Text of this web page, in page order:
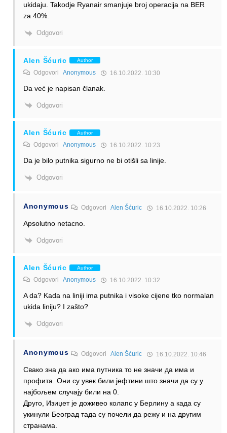
ukidaju. Takodje Ryanair smanjuje broj operacija na BER
za 40%.
Odgovori
Alen Šćuric Author
Odgovori Anonymous 16.10.2022. 10:30
Da već je napisan članak.
Odgovori
Alen Šćuric Author
Odgovori Anonymous 16.10.2022. 10:23
Da je bilo putnika sigurno ne bi otišli sa linije.
Odgovori
Anonymous OdgovoriAlen Šćuric 16.10.2022. 10:26
Apsolutno netacno.
Odgovori
Alen Šćuric Author
Odgovori Anonymous 16.10.2022. 10:32
A da? Kada na liniji ima putnika i visoke cijene tko normalan
ukida liniju? I zašto?
Odgovori
Anonymous OdgovoriAlen Šćuric 16.10.2022. 10:46
Свако зна да ако има путника то не значи да има и
профита. Они су увек били јефтини што значи да су у
најбољем случају били на 0.
Друго, Изиџет је доживео колапс у Берлину а када су
укинули Београд тада су почели да режу и на другим
странама.